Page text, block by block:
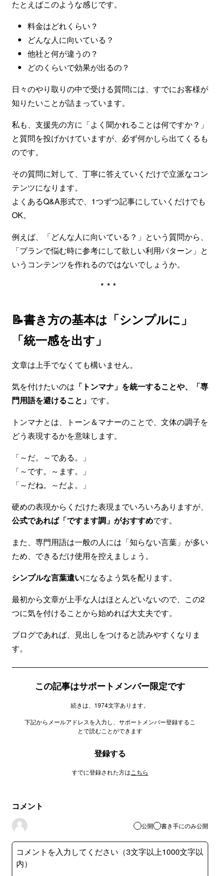
たとえばこのような感じです。
料金はどれくらい？
どんな人に向いている？
他社と何が違うの？
どのくらいで効果が出るの？
日々のやり取りの中で受ける質問には、すでにお客様が
知りたいことが詰まっています。
私も、支援先の方に「よく聞かれることは何ですか？」
と質問を投げかけていますが、必ず何かしら出てくるも
のです。
その質問に対して、丁寧に答えていくだけで立派なコン
テンツになります。
よくあるQ&A形式で、1つずつ記事にしていくだけでも
OK。
例えば、「どんな人に向いている？」という質問から、
「プランで悩む時に参考にして欲しい利用パターン」と
いうコンテンツを作れるのではないでしょうか。
***
📝書き方の基本は「シンプルに」
「統一感を出す」
文章は上手でなくても構いません。
気を付けたいのは 「トンマナ」を統一することや、「専
門用語を避けること」 です。
トンマナとは、トーン＆マナーのことで、文体の調子を
どう表現するかを意味します。
「～だ。～である。」
「～です。～ます。」
「～だね。～だよ。」
硬めの表現からくだけた表現までいろいろありますが、
公式であれば「ですます調」がおすすめです。
また、専門用語は一般の人には「知らない言葉」が多い
ため、できるだけ使用を控えましょう。
シンプルな言葉遣いになるよう気を配ります。
最初から文章が上手な人はほとんどいないので、この2
つに気を付けることから始めれば大丈夫です。
ブログであれば、見出しをつけると読みやすくなりま
す。
この記事はサポートメンバー限定です
続きは、1974文字あります。
下記からメールアドレスを入力し、サポートメンバー登録するこ
とで読むことができます
登録する
すでに登録された方は こちら
コメント
公開 書き手にのみ公開